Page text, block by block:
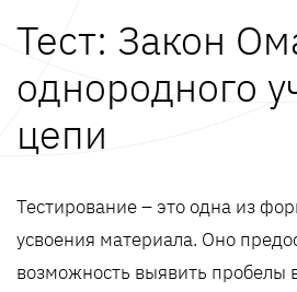
Тест: Закон
однородного
цепи
Тестирование – это одна из
усвоения материала. Оно
возможность выявить пробелы